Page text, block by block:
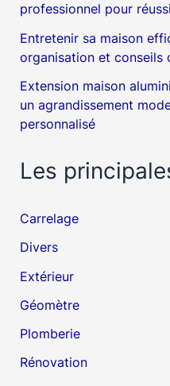
professionnel pour
Entretenir sa maison
organisation et conseils
Extension maison
un agrandissement
personnalisé
Les
Carrelage
Divers
Extérieur
Géomètre
Plomberie
Rénovation